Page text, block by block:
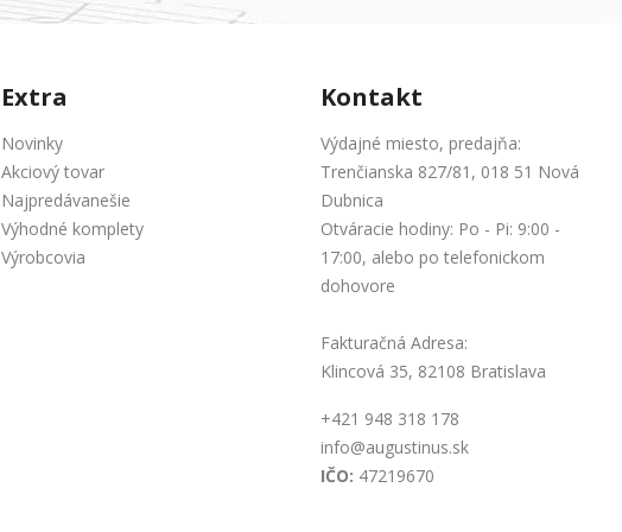
Extra
Novinky
Akciový tovar
Najpredávanešie
Výhodné komplety
Výrobcovia
Kontakt
Výdajné miesto, predajňa:
Trenčianska 827/81, 018 51 Nová
Dubnica
Otváracie hodiny: Po - Pi: 9:00 -
17:00, alebo po telefonickom
dohovore
Fakturačná Adresa:
Klincová 35, 82108 Bratislava
+421 948 318 178
info@augustinus.sk
IČO: 47219670